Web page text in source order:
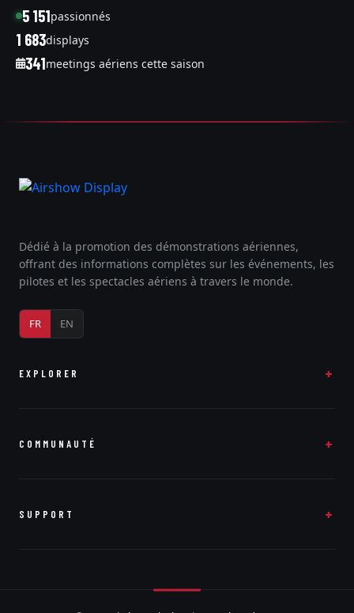
5 151passionnés
1 683displays
341meetings aériens cette saison
Dédié à la promotion des démonstrations aériennes,
offrant des informations complètes sur les événements, les
pilotes et les spectacles aériens à travers le monde.
FR EN
EXPLORER
COMMUNAUTÉ
SUPPORT